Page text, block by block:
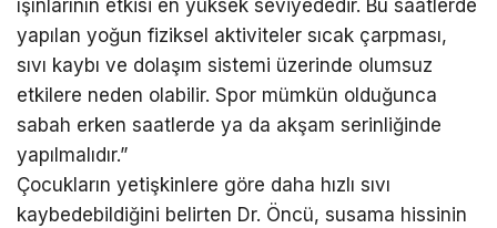
ışınlarının etkisi en yüksek seviyededir. Bu saatlerde
yapılan yoğun fiziksel aktiviteler sıcak çarpması,
sıvı kaybı ve dolaşım sistemi üzerinde olumsuz
etkilere neden olabilir. Spor mümkün olduğunca
sabah erken saatlerde ya da akşam serinliğinde
yapılmalıdır.”
Çocukların yetişkinlere göre daha hızlı sıvı
kaybedebildiğini belirten Dr. Öncü, susama hissinin